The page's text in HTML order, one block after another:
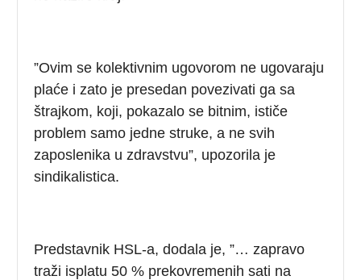
”Ovim se kolektivnim ugovorom ne ugovaraju
plaće i zato je presedan povezivati ga sa
štrajkom, koji, pokazalo se bitnim, ističe
problem samo jedne struke, a ne svih
zaposlenika u zdravstvu”, upozorila je
sindikalistica.
Predstavnik HSL-a, dodala je, ”… zapravo
traži isplatu 50 % prekovremenih sati na